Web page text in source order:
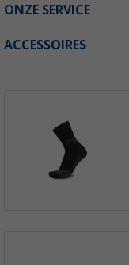
ONZE SERVICE
ACCESSOIRES